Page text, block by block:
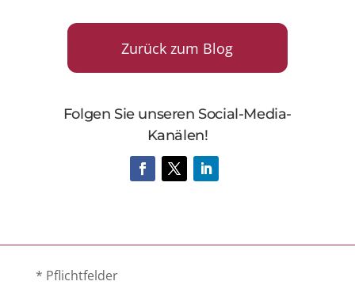
Zurück zum Blog
Folgen Sie unseren Social-Media-
Kanälen!
* Pflichtfelder